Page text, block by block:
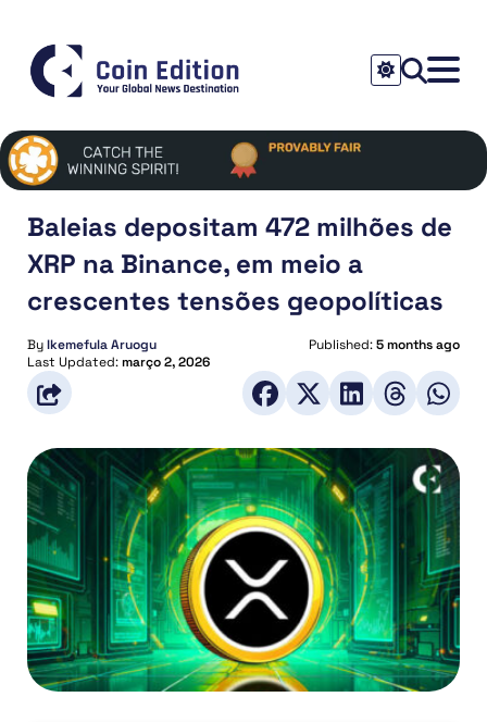
Baleias depositam 472 milhões de
XRP na Binance, em meio a
crescentes tensões geopolíticas
ByIkemefula Aruogu Published:5 months ago
Last Updated:março 2, 2026